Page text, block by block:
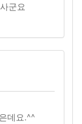
군요
데요.^^